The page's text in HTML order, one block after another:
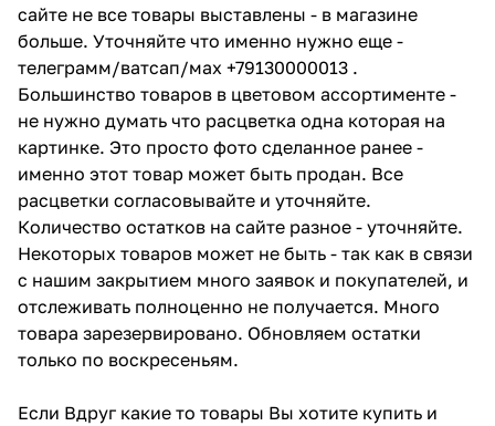
сайте не все товары выставлены - в магазине
больше. Уточняйте что именно нужно еще -
телеграмм/ватсап/мах +79130000013 .
Большинство товаров в цветовом ассортименте -
не нужно думать что расцветка одна которая на
картинке. Это просто фото сделанное ранее -
именно этот товар может быть продан. Все
расцветки согласовывайте и уточняйте.
Количество остатков на сайте разное - уточняйте.
Некоторых товаров может не быть - так как в связи
с нашим закрытием много заявок и покупателей, и
отслеживать полноценно не получается. Много
товара зарезервировано. Обновляем остатки
только по воскресеньям.
Если Вдруг какие то товары Вы хотите купить и